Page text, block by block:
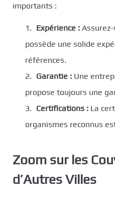
importants :
Expérience :
possède une solide
références.
Garantie : Une
propose toujours une
Certifications : La
organismes reconnus
Zoom sur les
d’Autres Villes